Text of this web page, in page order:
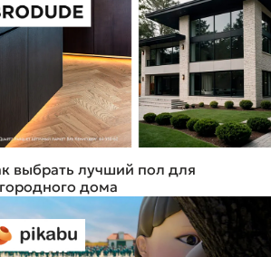
выбрать лучший пол для
дома